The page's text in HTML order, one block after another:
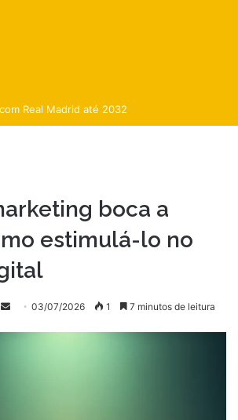
Real Madrid até 2032
boca a
estimulá-lo no
Mande03/07/2026 1 7 minutos de leitura